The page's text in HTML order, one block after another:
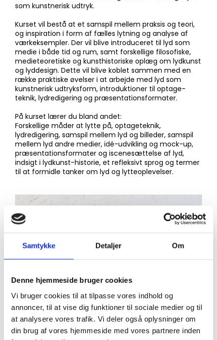
Samtykke Detaljer Om
Denne hjemmeside bruger cookies
Vi bruger cookies til at tilpasse vores indhold og
annoncer, til at vise dig funktioner til sociale medier og til
at analysere vores trafik. Vi deler også oplysninger om
din brug af vores hjemmeside med vores partnere inden
som kunstnerisk udtryk.
Kurset vil bestå at et samspil mellem praksis og teori,
og inspiration i form af fælles lytning og analyse af
værkeksempler. Der vil blive introduceret til lyd som
medie i både tid og rum, samt forskellige filosofiske,
medieteoretiske og kunsthistoriske oplæg om lydkunst
og lyddesign. Dette vil blive koblet sammen med en
række praktiske øvelser i at arbejde med lyd som
kunstnerisk udtryksform, introduktioner til optage-
teknik, lydredigering og præsentationsformater.
På kurset lærer du bland andet:
Forskellige måder at lytte på, optageteknik,
lydredigering, samspil mellem lyd og billeder, samspil
mellem lyd andre medier, idé-udvikling og mock-up,
præsentationsformater og iscenesættelse af lyd,
indsigt i lydkunst-historie, et refleksivt sprog og termer
til at formidle tanker om lyd og lytteoplevelser.